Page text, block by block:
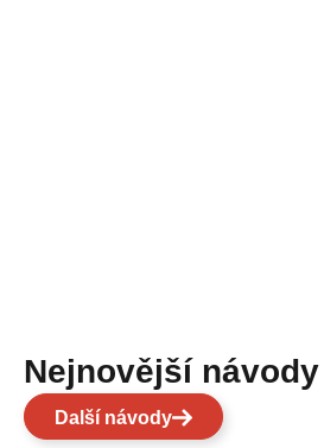
Nejnovější návody
Další návody